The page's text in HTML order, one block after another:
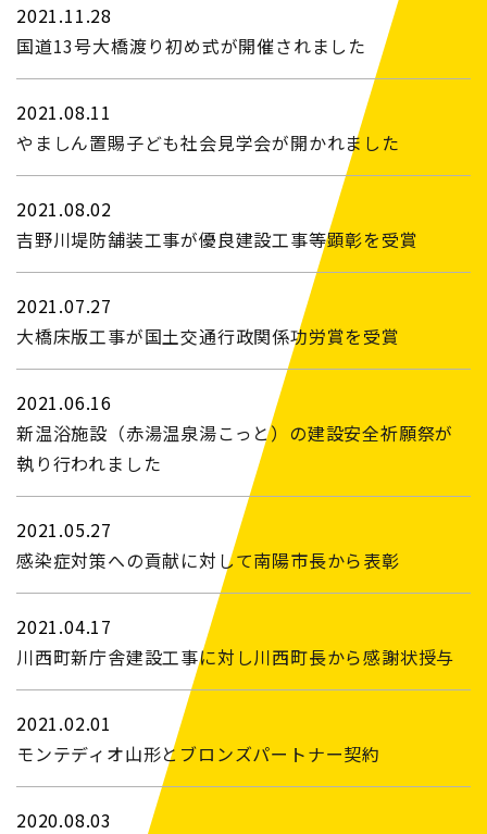
2021.11.28
国道13号大橋渡り初め式が開催されました
2021.08.11
やましん置賜子ども社会見学会が開かれました
2021.08.02
吉野川堤防舗装工事が優良建設工事等顕彰を受賞
2021.07.27
大橋床版工事が国土交通行政関係功労賞を受賞
2021.06.16
新温浴施設（赤湯温泉湯こっと）の建設安全祈願祭が
執り行われました
2021.05.27
感染症対策への貢献に対して南陽市長から表彰
2021.04.17
川西町新庁舎建設工事に対し川西町長から感謝状授与
2021.02.01
モンテディオ山形とブロンズパートナー契約
2020.08.03